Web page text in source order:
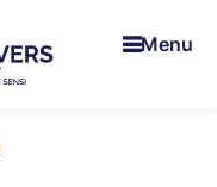
Menu